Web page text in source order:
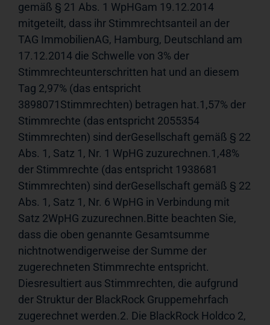
gemäß § 21 Abs. 1 WpHGam 19.12.2014
mitgeteilt, dass ihr Stimmrechtsanteil an der
TAG ImmobilienAG, Hamburg, Deutschland am
17.12.2014 die Schwelle von 3% der
Stimmrechteunterschritten hat und an diesem
Tag 2,97% (das entspricht
3898071Stimmrechten) betragen hat.1,57% der
Stimmrechte (das entspricht 2055354
Stimmrechten) sind derGesellschaft gemäß § 22
Abs. 1, Satz 1, Nr. 1 WpHG zuzurechnen.1,48%
der Stimmrechte (das entspricht 1938681
Stimmrechten) sind derGesellschaft gemäß § 22
Abs. 1, Satz 1, Nr. 6 WpHG in Verbindung mit
Satz 2WpHG zuzurechnen.Bitte beachten Sie,
dass die oben genannte Gesamtsumme
nichtnotwendigerweise der Summe der
zugerechneten Stimmrechte entspricht.
Diesresultiert aus Stimmrechten, die aufgrund
der Struktur der BlackRock Gruppemehrfach
zugerechnet werden.2. Die BlackRock Holdco 2,